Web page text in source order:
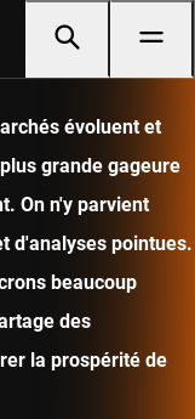
évoluent et
grande gageure
On n'y parvient
d'analyses pointues.
beaucoup
des
la prospérité de